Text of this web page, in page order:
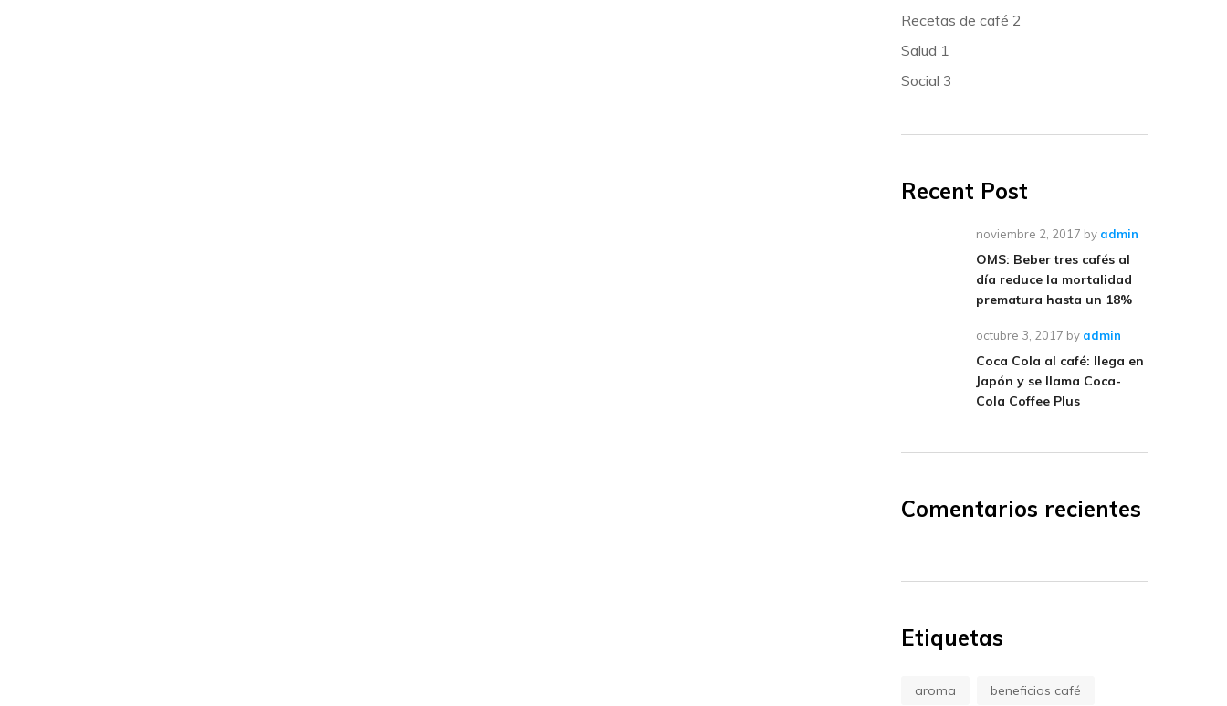
Recetas de café 2
Salud 1
Social 3
Recent Post
noviembre 2, 2017 by admin
OMS: Beber tres cafés al
día reduce la mortalidad
prematura hasta un 18%
octubre 3, 2017 by admin
Coca Cola al café: llega en
Japón y se llama Coca-
Cola Coffee Plus
Comentarios recientes
Etiquetas
aroma beneficios café